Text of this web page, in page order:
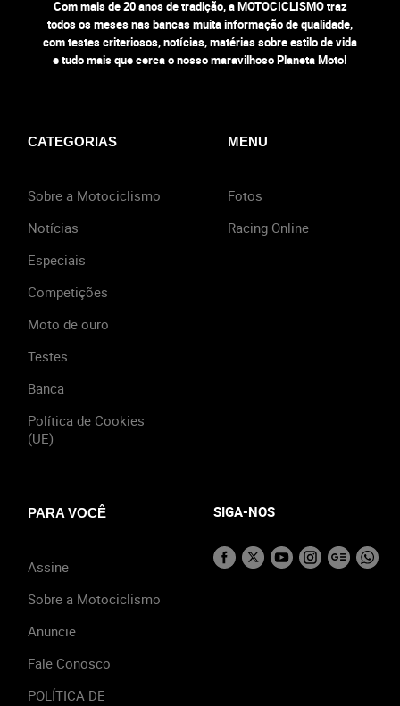
Com mais de 20 anos de tradição, a MOTOCICLISMO traz
todos os meses nas bancas muita informação de qualidade,
com testes criteriosos, notícias, matérias sobre estilo de vida
e tudo mais que cerca o nosso maravilhoso Planeta Moto!
CATEGORIAS
Sobre a Motociclismo
Notícias
Especiais
Competições
Moto de ouro
Testes
Banca
Política de Cookies
(UE)
MENU
Fotos
Racing Online
PARA VOCÊ
Assine
Sobre a Motociclismo
Anuncie
Fale Conosco
POLÍTICA DE
SIGA-NOS